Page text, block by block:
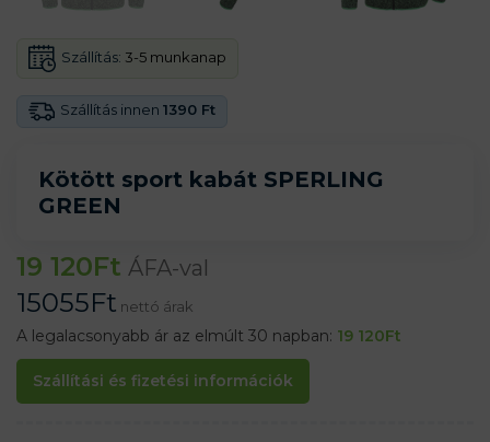
Kötött sport kabát SPERLING
GREEN
Szállítás innen 1390 Ft
Szállítás: 3-5 munkanap
19 120Ft ÁFA-val
15055Ft nettó árak
A legalacsonyabb ár az elmúlt 30 napban: 19 120Ft
Szállítási és fizetési információk